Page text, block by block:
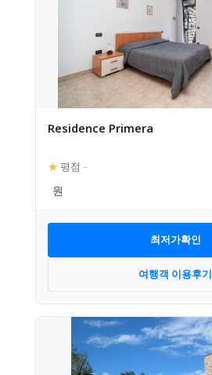
Residence Primera
★ 평점 –
최저가확인
여행객 이용후기